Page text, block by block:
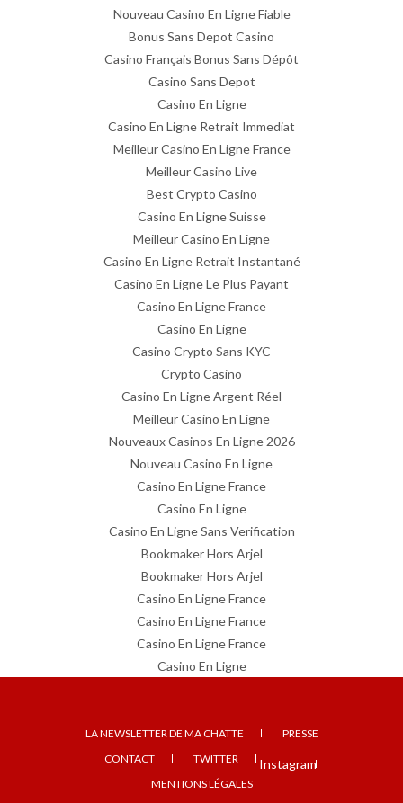
Nouveau Casino En Ligne Fiable
Bonus Sans Depot Casino
Casino Français Bonus Sans Dépôt
Casino Sans Depot
Casino En Ligne
Casino En Ligne Retrait Immediat
Meilleur Casino En Ligne France
Meilleur Casino Live
Best Crypto Casino
Casino En Ligne Suisse
Meilleur Casino En Ligne
Casino En Ligne Retrait Instantané
Casino En Ligne Le Plus Payant
Casino En Ligne France
Casino En Ligne
Casino Crypto Sans KYC
Crypto Casino
Casino En Ligne Argent Réel
Meilleur Casino En Ligne
Nouveaux Casinos En Ligne 2026
Nouveau Casino En Ligne
Casino En Ligne France
Casino En Ligne
Casino En Ligne Sans Verification
Bookmaker Hors Arjel
Bookmaker Hors Arjel
Casino En Ligne France
Casino En Ligne France
Casino En Ligne France
Casino En Ligne
LA NEWSLETTER DE MA CHATTE
PRESSE
CONTACT
TWITTER Instagram
MENTIONS LÉGALES